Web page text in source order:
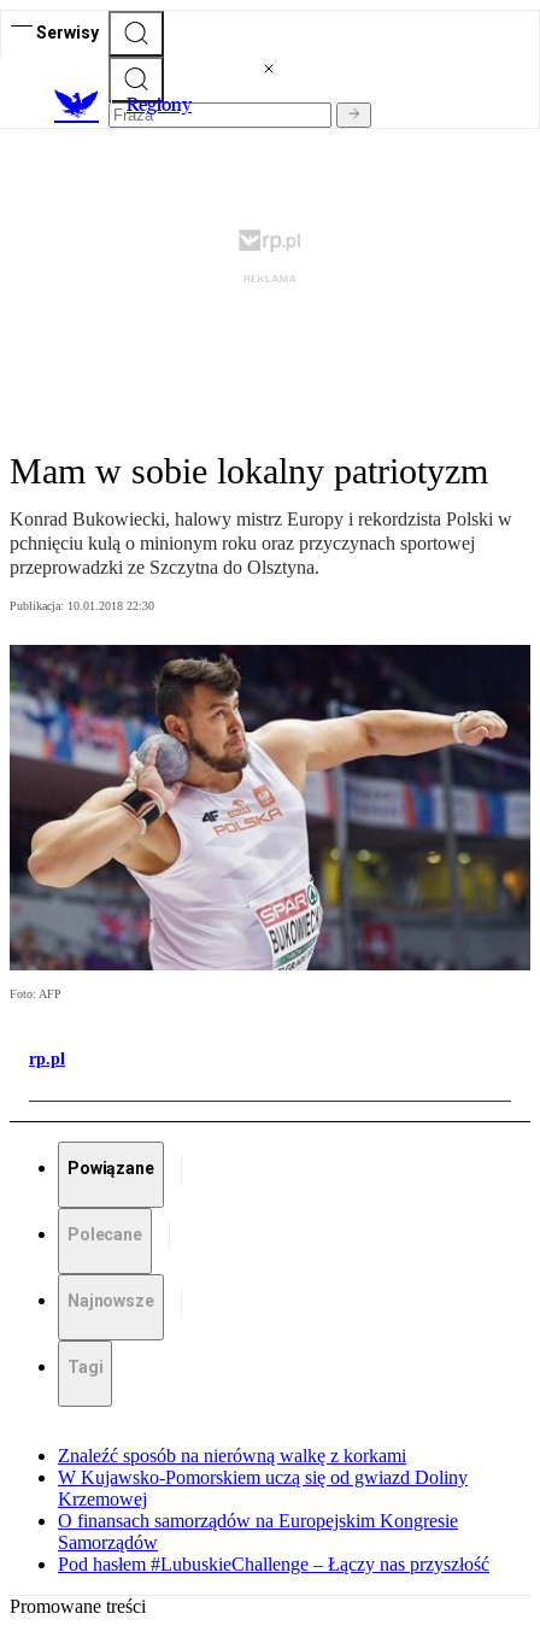
Serwisy
Regiony
Mam w sobie lokalny patriotyzm
Konrad Bukowiecki, halowy mistrz Europy i rekordzista Polski w
pchnięciu kulą o minionym roku oraz przyczynach sportowej
przeprowadzki ze Szczytna do Olsztyna.
Publikacja: 10.01.2018 22:30
Foto: AFP
rp.pl
Powiązane
Polecane
Najnowsze
Tagi
Znaleźć sposób na nierówną walkę z korkami
W Kujawsko-Pomorskiem uczą się od gwiazd Doliny
Krzemowej
O finansach samorządów na Europejskim Kongresie
Samorządów
Pod hasłem #LubuskieChallenge – Łączy nas przyszłość
Promowane treści